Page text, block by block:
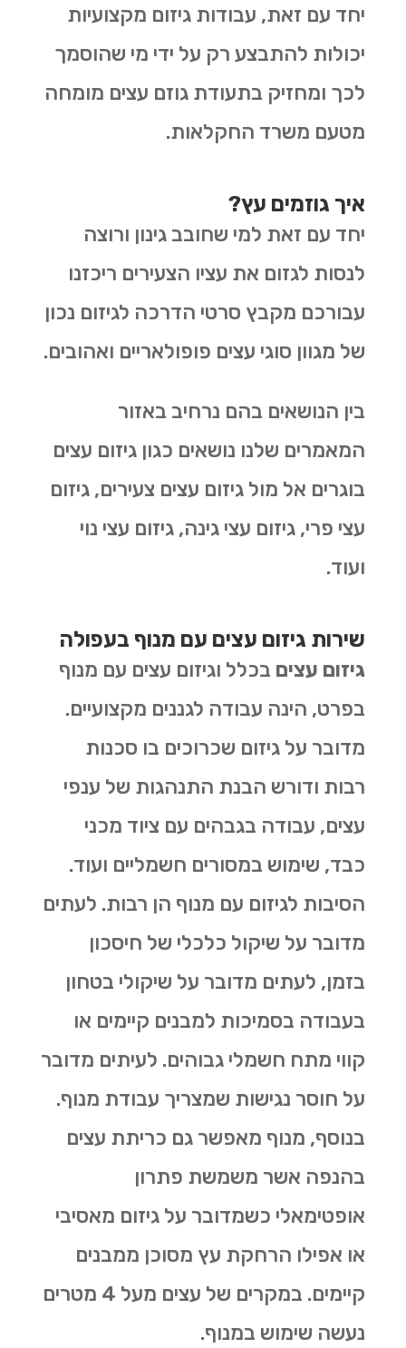
יחד עם זאת, עבודות גיזום מקצועיות
יכולות להתבצע רק על ידי מי שהוסמך
לכך ומחזיק בתעודת גוזם עצים מומחה
מטעם משרד החקלאות.
איך גוזמים עץ?
יחד עם זאת למי שחובב גינון ורוצה
לנסות לגזום את עציו הצעירים ריכזנו
עבורכם מקבץ סרטי הדרכה לגיזום נכון
של מגוון סוגי עצים פופולאריים ואהובים.
בין הנושאים בהם נרחיב באזור
המאמרים שלנו נושאים כגון גיזום עצים
בוגרים אל מול גיזום עצים צעירים, גיזום
עצי פרי, גיזום עצי גינה, גיזום עצי נוי
ועוד.
שירות גיזום עצים עם מנוף בעפולה
גיזום עצים בכלל וגיזום עצים עם מנוף
בפרט, הינה עבודה לגננים מקצועיים.
מדובר על גיזום שכרוכים בו סכנות
רבות ודורש הבנת התנהגות של ענפי
עצים, עבודה בגבהים עם ציוד מכני
כבד, שימוש במסורים חשמליים ועוד.
הסיבות לגיזום עם מנוף הן רבות. לעתים
מדובר על שיקול כלכלי של חיסכון
בזמן, לעתים מדובר על שיקולי בטחון
בעבודה בסמיכות למבנים קיימים או
קווי מתח חשמלי גבוהים. לעיתים מדובר
על חוסר נגישות שמצריך עבודת מנוף.
בנוסף, מנוף מאפשר גם כריתת עצים
בהנפה אשר משמשת פתרון
אופטימאלי כשמדובר על גיזום מאסיבי
או אפילו הרחקת עץ מסוכן ממבנים
קיימים. במקרים של עצים מעל 4 מטרים
נעשה שימוש במנוף.